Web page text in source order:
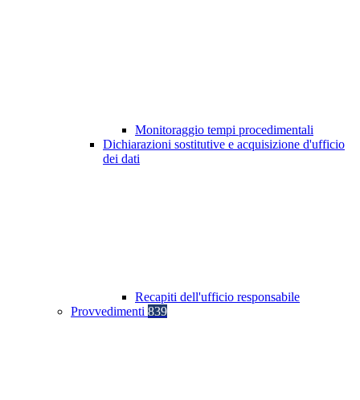
Monitoraggio tempi procedimentali
Dichiarazioni sostitutive e acquisizione d'ufficio
dei dati
Recapiti dell'ufficio responsabile
Provvedimenti 839